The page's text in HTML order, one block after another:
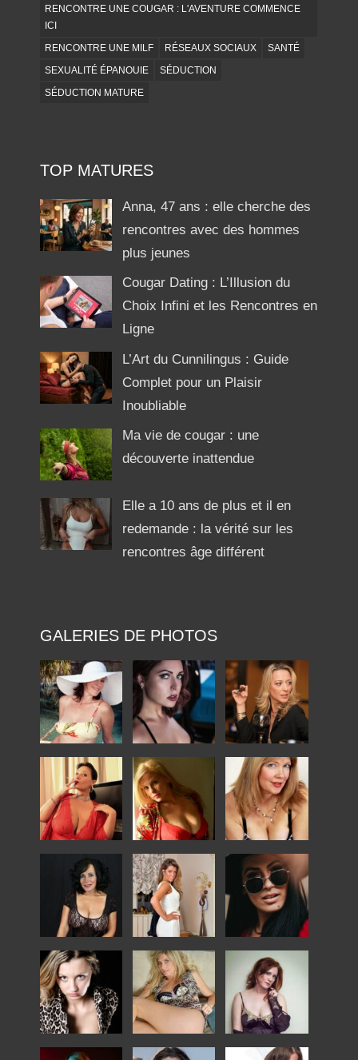
RENCONTRE UNE COUGAR : L'AVENTURE COMMENCE
ICI
RENCONTRE UNE MILF
RÉSEAUX SOCIAUX
SANTÉ
SEXUALITÉ ÉPANOUIE
SÉDUCTION
SÉDUCTION MATURE
TOP MATURES
Anna, 47 ans : elle cherche des
rencontres avec des hommes
plus jeunes
Cougar Dating : L’Illusion du
Choix Infini et les Rencontres en
Ligne
L’Art du Cunnilingus : Guide
Complet pour un Plaisir
Inoubliable
Ma vie de cougar : une
découverte inattendue
Elle a 10 ans de plus et il en
redemande : la vérité sur les
rencontres âge différent
GALERIES DE PHOTOS